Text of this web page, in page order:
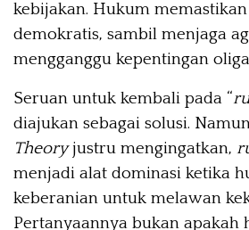
kebijakan. Hukum
demokratis, sambil menjaga
mengganggu kepentingan
Seruan untuk kembali pada “
diajukan sebagai solusi.
Theoryjustru mengingatkan,
menjadi alat dominasi ketika
keberanian untuk melawan
Pertanyaannya bukan apakah